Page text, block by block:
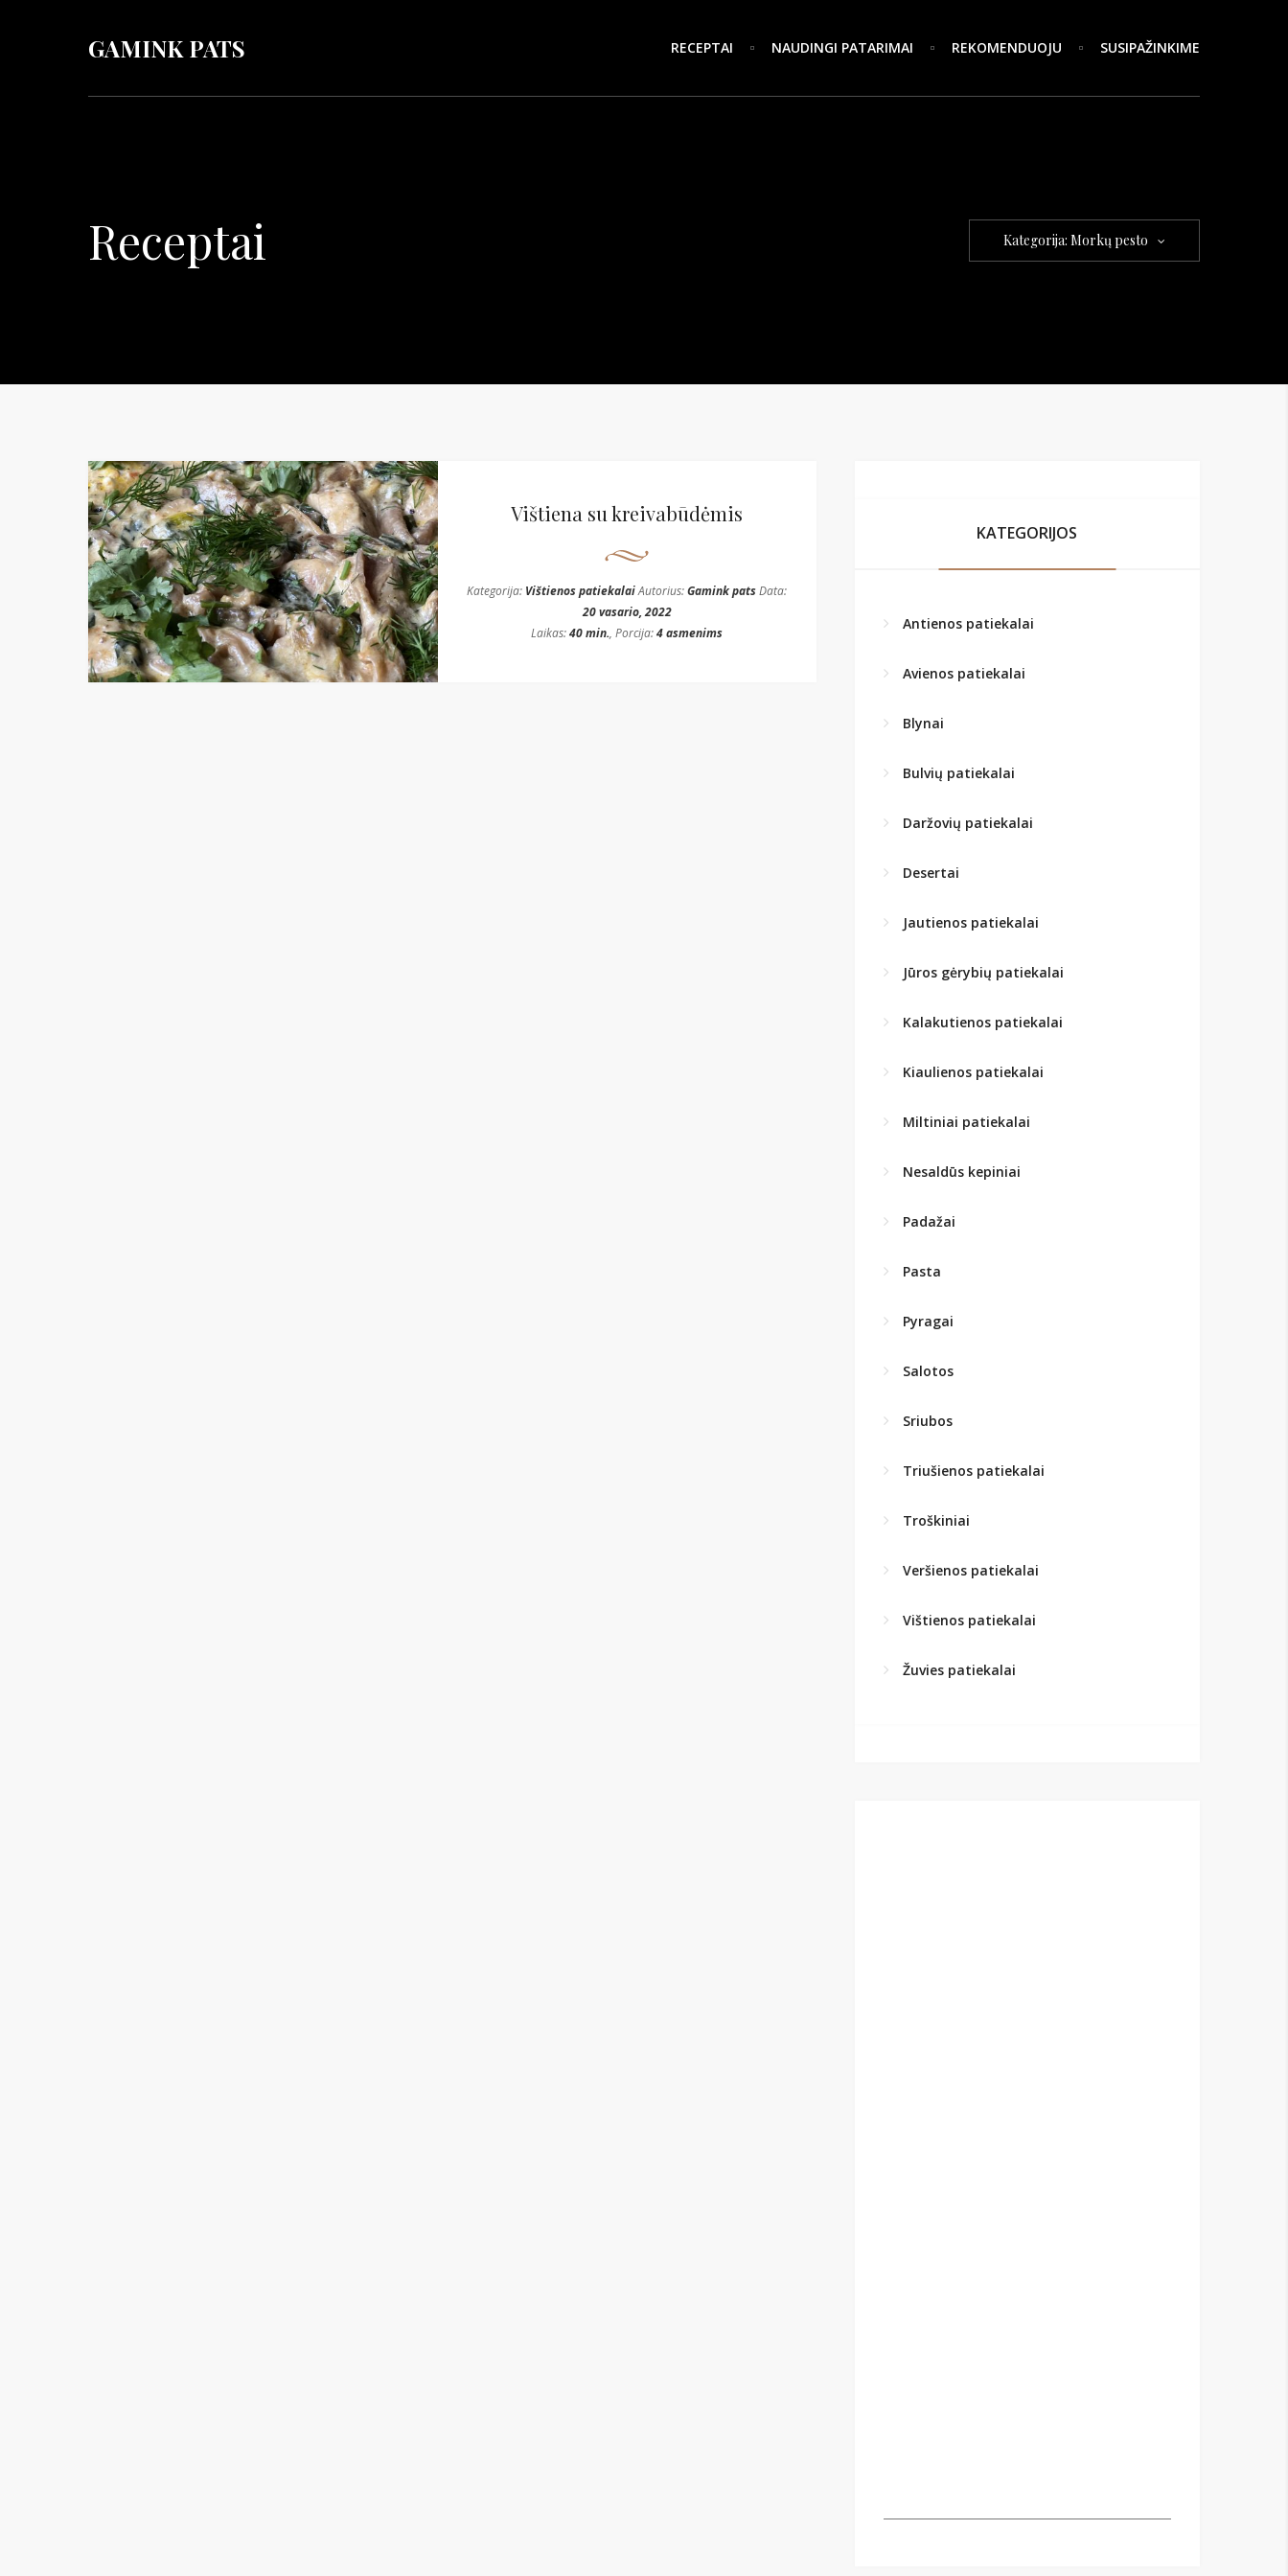
GAMINK PATS RECEPTAI NAUDINGI PATARIMAI REKOMENDUOJU SUSIPAŽINKIME
Receptai Kategorija: Morkų pesto
Vištiena su kreivabūdėmis
Kategorija: Vištienos patiekalaiAutorius:Gamink patsData:
20 vasario, 2022
Laikas:40 min., Porcija:4 asmenims
KATEGORIJOS
Antienos patiekalai
Avienos patiekalai
Blynai
Bulvių patiekalai
Daržovių patiekalai
Desertai
Jautienos patiekalai
Jūros gėrybių patiekalai
Kalakutienos patiekalai
Kiaulienos patiekalai
Miltiniai patiekalai
Nesaldūs kepiniai
Padažai
Pasta
Pyragai
Salotos
Sriubos
Triušienos patiekalai
Troškiniai
Veršienos patiekalai
Vištienos patiekalai
Žuvies patiekalai